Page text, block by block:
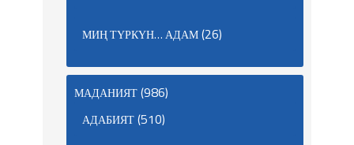
МИҢ ТҮРКҮН… АДАМ(26)
МАДАНИЯТ(986)
АДАБИЯТ(510)